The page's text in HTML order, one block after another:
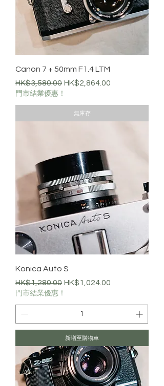
Canon 7 + 50mm F1.4 LTM
一般價格
HK$3,580.00 促銷價格
HK$2,864.00
門市結業優惠！
無庫存
Konica Auto S
一般價格
HK$1,280.00 促銷價格
HK$1,024.00
門市結業優惠！
新增至購物車